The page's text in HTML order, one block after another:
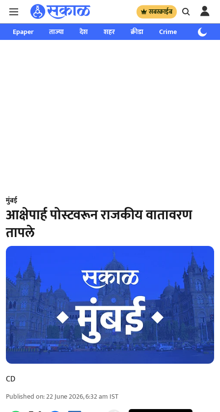
सबस्क्राईब
Epaper ताज्या देश शहर क्रीडा Crime साप्ताहिक
मुंबई
आक्षेपार्ह पोस्टवरून राजकीय वातावरण
तापले
CD
Published on:22 June 2026, 6:32 am IST